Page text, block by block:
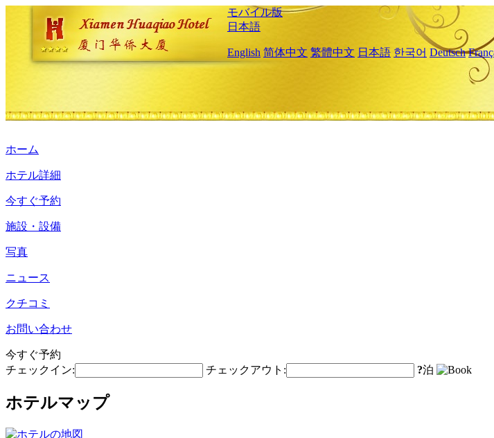
モバイル版
日本語
English 简体中文 繁體中文 日本語 한국어 Deutsch
ホーム
ホテル詳細
今すぐ予約
施設・設備
写真
ニュース
クチコミ
お問い合わせ
今すぐ予約
チェックイン:
チェックアウト: ?泊
ホテルマップ